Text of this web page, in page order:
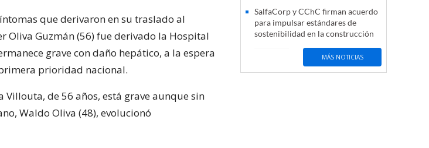
que derivaron en su traslado al
Oliva Guzmán (56) fue derivado la Hospital
grave con daño hepático, a la espera
prioridad nacional.
Villouta, de 56 años, está grave aunque sin
Waldo Oliva (48), evolucionó
SalfaCorp y CChC firman acuerdo
para impulsar estándares de
sostenibilidad en la construcción
MÁS NOTICIAS